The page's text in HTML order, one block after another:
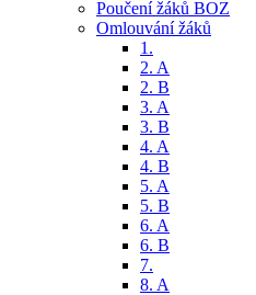
Poučení žáků BOZ
Omlouvání žáků
1.
2. A
2. B
3. A
3. B
4. A
4. B
5. A
5. B
6. A
6. B
7.
8. A